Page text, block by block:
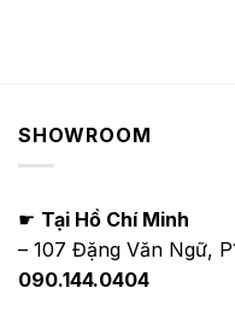
SHOWROOM
☛ Tại Hồ Chí Minh
– 107 Đặng Văn Ngữ,
090.144.0404